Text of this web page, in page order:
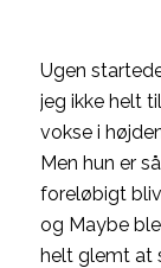
Ugen
jeg ikke helt
vokse i
Men hun er
foreløbigt
og Maybe
helt glemt at